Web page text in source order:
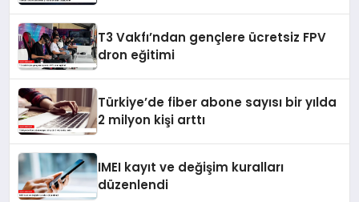
T3 Vakfı’ndan gençlere ücretsiz FPV
dron eğitimi
Türkiye’de fiber abone sayısı bir yılda
2 milyon kişi arttı
IMEI kayıt ve değişim kuralları
düzenlendi